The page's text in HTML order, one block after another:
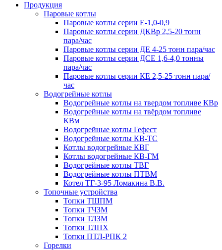
Продукция
Паровые котлы
Паровые котлы серии Е-1,0-0,9
Паровые котлы серии ДКВр 2,5-20 тонн
пара/час
Паровые котлы серии ДЕ 4-25 тонн пара/час
Паровые котлы серии ДСЕ 1,6-4,0 тонны
пара/час
Паровые котлы серии КЕ 2,5-25 тонн пара/
час
Водогрейные котлы
Водогрейные котлы на твердом топливе КВр
Водогрейные котлы на твёрдом топливе
КВм
Водогрейные котлы Гефест
Водогрейные котлы КВ-ТС
Котлы водогрейные КВГ
Котлы водогрейные КВ-ГМ
Водогрейные котлы ТВГ
Водогрейные котлы ПТВМ
Котел ТГ-3-95 Ломакина В.В.
Топочные устройства
Топки ТШПМ
Топки ТЧЗМ
Топки ТЛЗМ
Топки ТЛПХ
Топки ПТЛ-РПК 2
Горелки